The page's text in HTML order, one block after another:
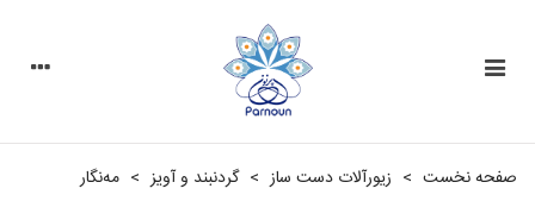
صفحه نخست > زیورآلات دست ساز > گردنبند و آویز > مه‌نگار